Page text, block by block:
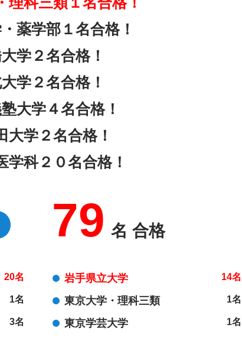
薬学部１名合格！
学２名合格！
学２名合格！
大学４名合格！
大学２名合格！
学科２０名合格！
79 名 合格
20名
1名
3名
岩手県立大学 14名
東京大学・理科三類 1名
東京学芸大学 1名